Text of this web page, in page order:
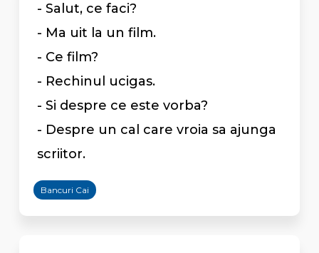
- Salut, ce faci?
- Ma uit la un film.
- Ce film?
- Rechinul ucigas.
- Si despre ce este vorba?
- Despre un cal care vroia sa ajunga
scriitor.
Bancuri Cai